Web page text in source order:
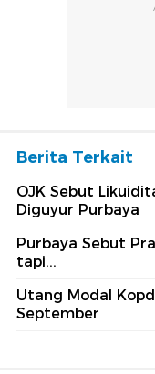
Berita Terkait
OJK Sebut
Diguyur Purbaya
Purbaya Sebut
tapi...
Utang Modal
September